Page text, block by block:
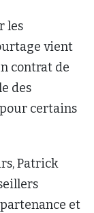
les
vient
contrat de
des
pour certains
Patrick
et